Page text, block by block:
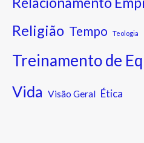
Religião Tempo Teologia
Treinamento de
Vida Visão Geral Ética